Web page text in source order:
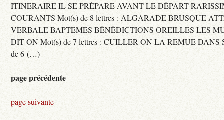
ITINERAIRE IL SE PRÉPARE AVANT LE DÉPART
COURANTS Mot(s) de 8 lettres : ALGARADE BRUSQUE
VERBALE BAPTEMES BÉNÉDICTIONS OREILLES LES
DIT-ON Mot(s) de 7 lettres : CUILLER ON LA REMUE DANS
de 6 (…)
page précédente
page suivante